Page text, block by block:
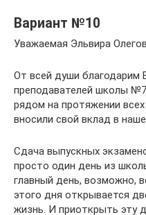
Вариант №10
Уважаемая Эльвира
От всей души благодарим
преподавателей школы
рядом на протяжении
вносили свой вклад в
Сдача выпускных
просто один день из
главный день, возможно,
этого дня открывается
жизнь. И приоткрыть эту